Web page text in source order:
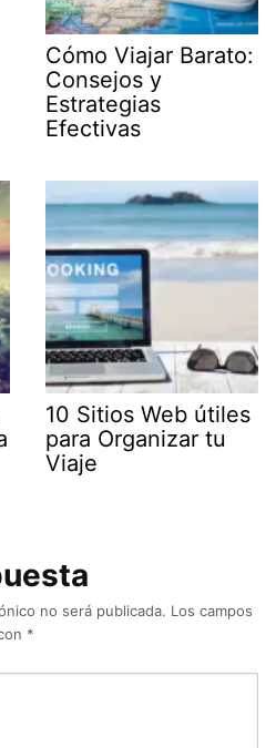
Cómo Viajar Barato:
Consejos y
Estrategias
Efectivas
10 Sitios Web útiles
para Organizar tu
Viaje
no será publicada. Los campos
*